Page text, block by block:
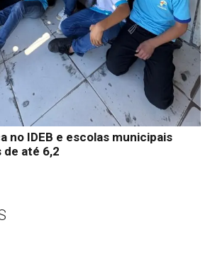
no IDEB e escolas municipais
até 6,2